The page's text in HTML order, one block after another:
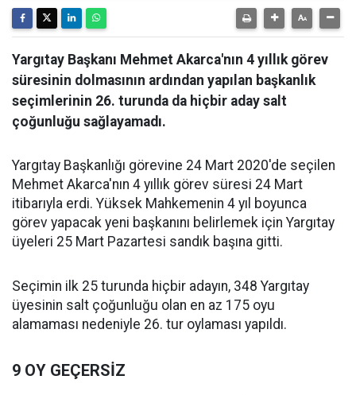
Yargıtay Başkanı Mehmet Akarca'nın 4 yıllık görev
süresinin dolmasının ardından yapılan başkanlık
seçimlerinin 26. turunda da hiçbir aday salt
çoğunluğu sağlayamadı.
Yargıtay Başkanlığı görevine 24 Mart 2020'de seçilen
Mehmet Akarca'nın 4 yıllık görev süresi 24 Mart
itibarıyla erdi. Yüksek Mahkemenin 4 yıl boyunca
görev yapacak yeni başkanını belirlemek için Yargıtay
üyeleri 25 Mart Pazartesi sandık başına gitti.
Seçimin ilk 25 turunda hiçbir adayın, 348 Yargıtay
üyesinin salt çoğunluğu olan en az 175 oyu
alamaması nedeniyle 26. tur oylaması yapıldı.
9 OY GEÇERSİZ